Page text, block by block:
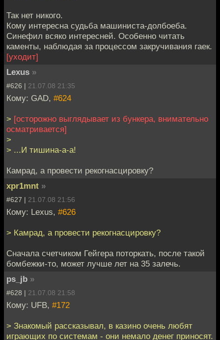
Так нет никого.
Кому интересна судьба машиниста-долбоеба.
Синефил всяко интересней. Особенно читать
каменты, наблюдая за процессом закручивания гаек.
[уходит]
Lexus »
#626 | 21.07.08 21:35
Кому: GAD, #624
> [осторожно выглядывает из бункера, внимательно
осматривается]
>
> ...И тишина-а-а!
Камрад, а провести рекогнасцировку?
xpr1mnt »
#627 | 21.07.08 21:56
Кому: Lexus, #626
> Камрад, а провести рекогнасцировку?
Сначала счетчиком Гейгера поторкать, после такой
бомбежки-то, может лучше лет на 35 залечь.
ps_jb »
#628 | 21.07.08 21:58
Кому: UFB, #172
> Знакомый рассказывал, в казино очень любят
играющих по системам - они немало денег приносят.